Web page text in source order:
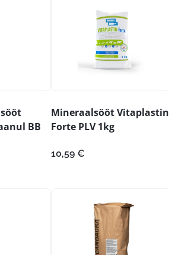
BB
Mineraalsööt Vitaplastin
Forte PLV 1kg
10,59 €